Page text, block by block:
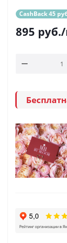
CashBack 45
895 руб.